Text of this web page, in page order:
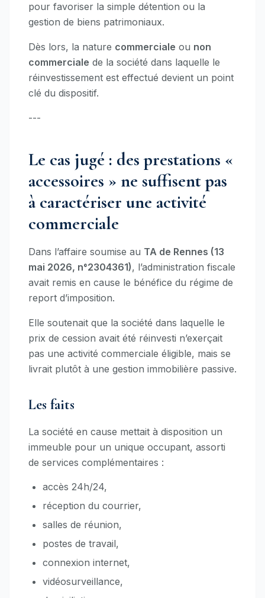
pour favoriser la simple détention ou la
gestion de biens patrimoniaux.
Dès lors, la nature commerciale ou non
commerciale de la société dans laquelle le
réinvestissement est effectué devient un point
clé du dispositif.
---
Le cas jugé : des prestations «
accessoires » ne suffisent pas
à caractériser une activité
commerciale
Dans l’affaire soumise au TA de Rennes (13
mai 2026, n°2304361), l’administration fiscale
avait remis en cause le bénéfice du régime de
report d’imposition.
Elle soutenait que la société dans laquelle le
prix de cession avait été réinvesti n’exerçait
pas une activité commerciale éligible, mais se
livrait plutôt à une gestion immobilière passive.
Les faits
La société en cause mettait à disposition un
immeuble pour un unique occupant, assorti
de services complémentaires :
accès 24h/24,
réception du courrier,
salles de réunion,
postes de travail,
connexion internet,
vidéosurveillance,